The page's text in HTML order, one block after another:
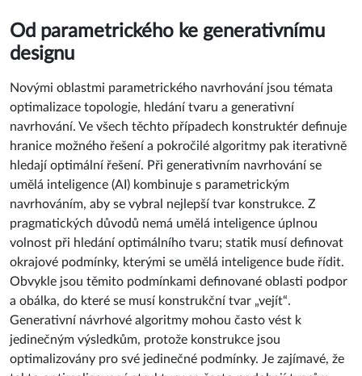
Od parametrického ke generativnímu
designu
Novými oblastmi parametrického navrhování jsou témata
optimalizace topologie, hledání tvaru a generativní
navrhování. Ve všech těchto případech konstruktér definuje
hranice možného řešení a pokročilé algoritmy pak iterativně
hledají optimální řešení. Při generativním navrhování se
umělá inteligence (AI) kombinuje s parametrickým
navrhováním, aby se vybral nejlepší tvar konstrukce. Z
pragmatických důvodů nemá umělá inteligence úplnou
volnost při hledání optimálního tvaru; statik musí definovat
okrajové podmínky, kterými se umělá inteligence bude řídit.
Obvykle jsou těmito podmínkami definované oblasti podpor
a obálka, do které se musí konstrukční tvar „vejít“.
Generativní návrhové algoritmy mohou často vést k
jedinečným výsledkům, protože konstrukce jsou
optimalizovány pro své jedinečné podmínky. Je zajímavé, že